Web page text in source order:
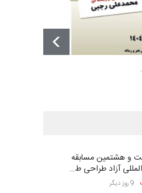
و هشتمین مسابقه
آزاد طراحی ط…
9 روز دیگر